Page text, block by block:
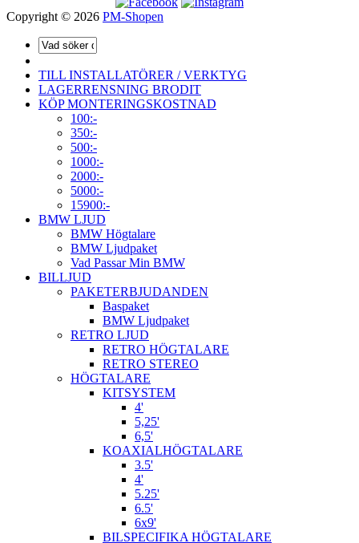
Copyright © 2026 PM-Shopen
TILL INSTALLATÖRER / VERKTYG
LAGERRENSNING BRODIT
KÖP MONTERINGSKOSTNAD
100:-
350:-
500:-
1000:-
2000:-
5000:-
15900:-
BMW LJUD
BMW Högtalare
BMW Ljudpaket
Vad Passar Min BMW
BILLJUD
PAKETERBJUDANDEN
Baspaket
BMW Ljudpaket
RETRO LJUD
RETRO HÖGTALARE
RETRO STEREO
HÖGTALARE
KITSYSTEM
4'
5,25'
6,5'
KOAXIALHÖGTALARE
3.5'
4'
5.25'
6.5'
6x9'
BILSPECIFIKA HÖGTALARE